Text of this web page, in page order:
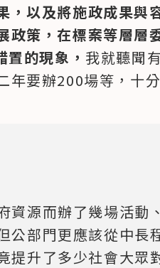
，以及將施政成果與
政策，在標案等層層
的現象， 我就聽聞
年要辦200場等，十分
資源而辦了幾場活動
公部門更應該從中長
提升了多少社會大眾